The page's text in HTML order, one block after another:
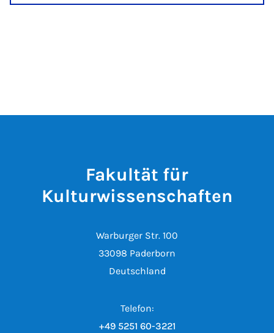
Fakultät für
Kulturwissenschaften
Warburger Str. 100
33098 Paderborn
Deutschland
Telefon:
+49 5251 60-3221